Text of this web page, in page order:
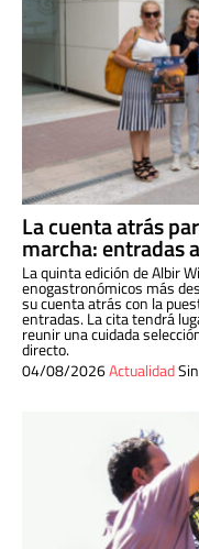
La cuenta atrás
marcha: entradas
La quinta edición de Albir
enogastronómicos más
su cuenta atrás con la
entradas. La cita tendrá
reunir una cuidada
directo.
04/08/2026Actualidad